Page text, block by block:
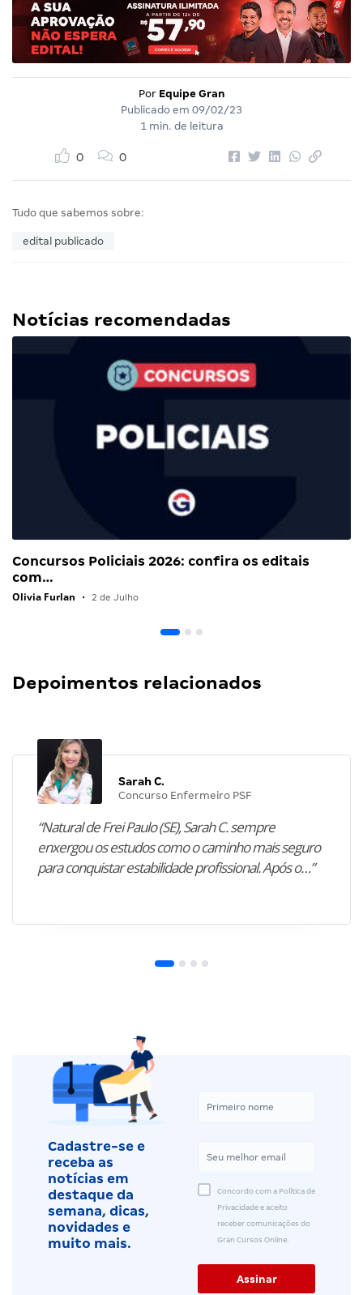
Por Equipe Gran
Publicado em 09/02/23
1 min. de leitura
0 0
Tudo que sabemos sobre:
edital publicado
Notícias recomendadas
Concursos Policiais 2026: confira os editais
com…
Olivia Furlan • 2 de Julho
Depoimentos relacionados
Sarah C.
Concurso Enfermeiro PSF
“Natural de Frei Paulo (SE), Sarah C. sempre
enxergou os estudos como o caminho mais seguro
para conquistar estabilidade profissional. Após o…”
Cadastre-se e
receba as
notícias em
destaque da
semana, dicas,
novidades e
muito mais.
Concordo com a Política de
Privacidade e aceito
receber comunicações do
Gran Cursos Online.